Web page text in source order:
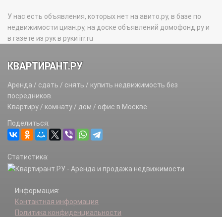
У нас есть объявления, которых нет на авито.ру, в базе по
недвижимости циан.ру, на доске объявлений домофонд.ру и
в газете из рук в руки irr.ru
КВАРТИРАНТ.РУ
Аренда / сдать / снять / купить недвижимость без
посредников.
Квартиру / комнату / дом / офис в Москве
Поделиться:
Статистика:
Информация:
Контактная информация
Политика конфиденциальности